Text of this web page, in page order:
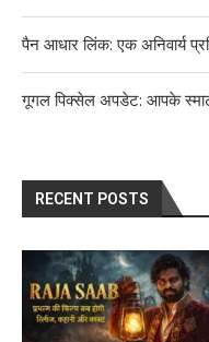
पैन आधार लिंक: एक अनिवार्य
गूगल पिक्सेल अपडेट: आपके
RECENT POSTS